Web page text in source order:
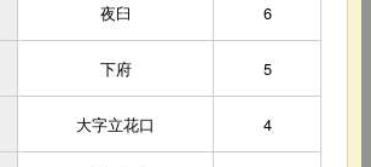
夜臼 6
下府 5
大字立花口 4